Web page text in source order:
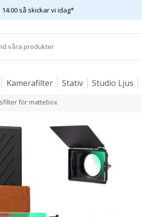
så skickar vi idag*
Kamerafilter Stativ Studio Ljus
för mattebox
13 varianter